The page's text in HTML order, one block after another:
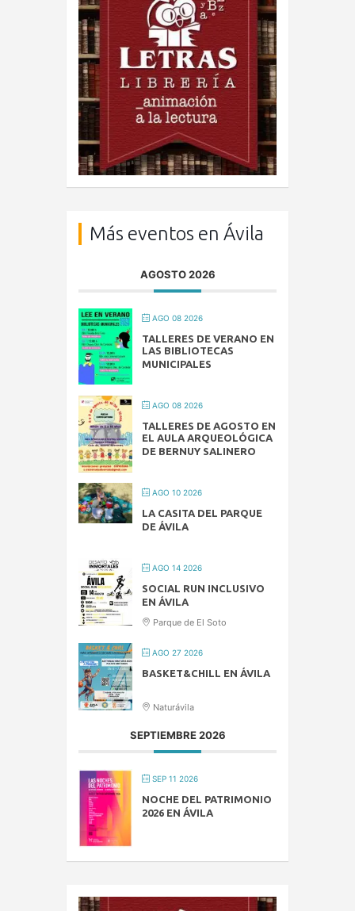
Más eventos en Ávila
AGOSTO 2026
AGO 08 2026
TALLERES DE VERANO EN
LAS BIBLIOTECAS
MUNICIPALES
AGO 08 2026
TALLERES DE AGOSTO EN
EL AULA ARQUEOLÓGICA
DE BERNUY SALINERO
AGO 10 2026
LA CASITA DEL PARQUE
DE ÁVILA
AGO 14 2026
SOCIAL RUN INCLUSIVO
EN ÁVILA
Parque de El Soto
AGO 27 2026
BASKET&CHILL EN ÁVILA
Naturávila
SEPTIEMBRE 2026
SEP 11 2026
NOCHE DEL PATRIMONIO
2026 EN ÁVILA